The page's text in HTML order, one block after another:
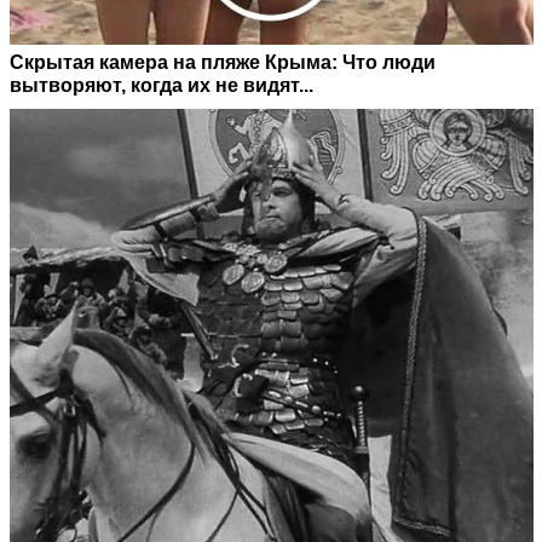
Скрытая камера на пляже Крыма: Что люди
вытворяют, когда их не видят...